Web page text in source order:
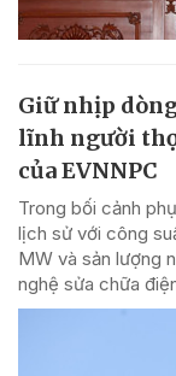
Giữ nhịp
lĩnh người
của EVNNPC
Trong bối cảnh
lịch sử với công
MW và sản lượng
nghệ sửa chữa